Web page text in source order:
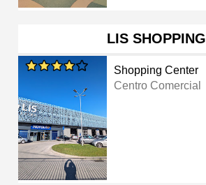
LIS SHOPPING
Shopping Center
Centro Comercial